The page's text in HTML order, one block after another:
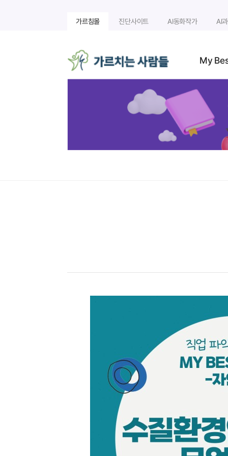
가르침몰 진단사이트 AI동화작가 AI
My